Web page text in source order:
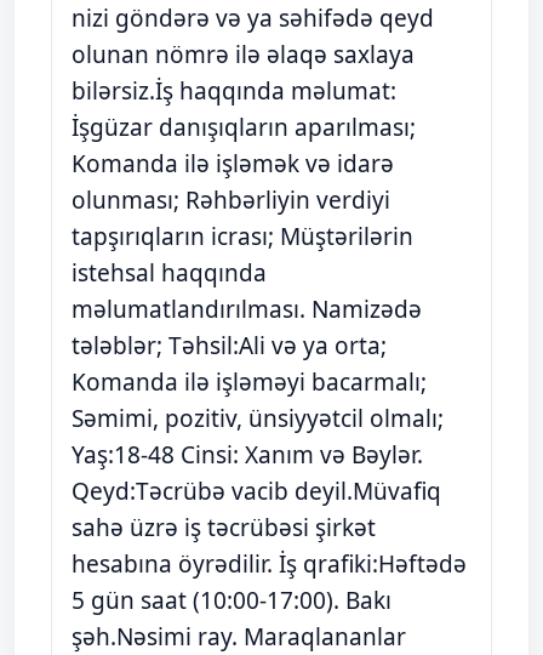
nizi göndərə və ya səhifədə qeyd
olunan nömrə ilə əlaqə saxlaya
bilərsiz.İş haqqında məlumat:
İşgüzar danışıqların aparılması;
Komanda ilə işləmək və idarə
olunması; Rəhbərliyin verdiyi
tapşırıqların icrası; Müştərilərin
istehsal haqqında
məlumatlandırılması. Namizədə
tələblər; Təhsil:Ali və ya orta;
Komanda ilə işləməyi bacarmalı;
Səmimi, pozitiv, ünsiyyətcil olmalı;
Yaş:18-48 Cinsi: Xanım və Bəylər.
Qeyd:Təcrübə vacib deyil.Müvafiq
sahə üzrə iş təcrübəsi şirkət
hesabına öyrədilir. İş qrafiki:Həftədə
5 gün saat (10:00-17:00). Bakı
şəh.Nəsimi ray. Maraqlananlar